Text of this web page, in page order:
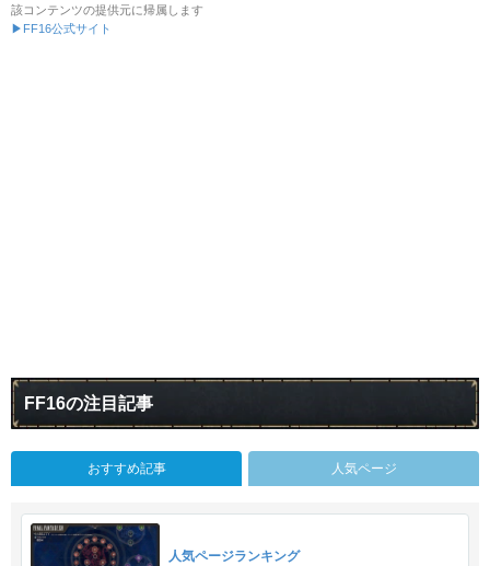
該コンテンツの提供元に帰属します
▶FF16公式サイト
FF16の注目記事
おすすめ記事 人気ページ
人気ページランキング